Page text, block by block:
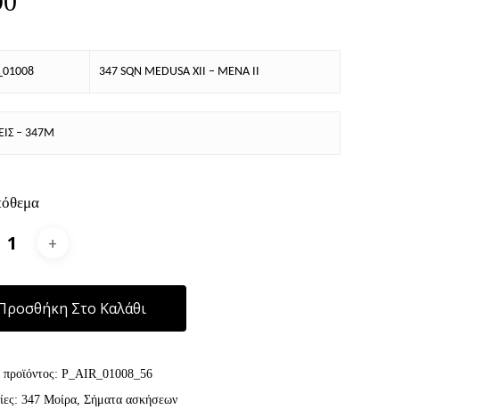
347 SQN MEDUSA XII – MENA II
– 347M
Στο Καλάθι
P_AIR_01008_56
347 Μοίρα, Σήματα ασκήσεων